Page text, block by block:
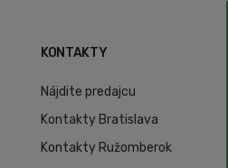
KONTAKTY
Nájdite predajcu
Kontakty Bratislava
Kontakty Ružomberok